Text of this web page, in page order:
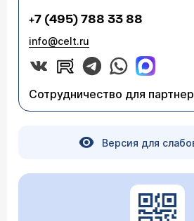
+7 (495) 788 33 88
info@celt.ru
Сотрудничество для
Версия для